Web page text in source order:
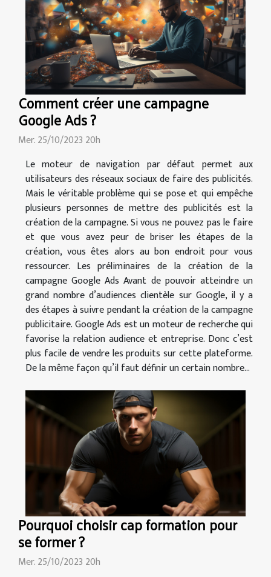
Comment créer une campagne
Google Ads ?
Mer. 25/10/2023 20h
Le moteur de navigation par défaut permet aux
utilisateurs des réseaux sociaux de faire des publicités.
Mais le véritable problème qui se pose et qui empêche
plusieurs personnes de mettre des publicités est la
création de la campagne. Si vous ne pouvez pas le faire
et que vous avez peur de briser les étapes de la
création, vous êtes alors au bon endroit pour vous
ressourcer. Les préliminaires de la création de la
campagne Google Ads Avant de pouvoir atteindre un
grand nombre d’audiences clientèle sur Google, il y a
des étapes à suivre pendant la création de la campagne
publicitaire. Google Ads est un moteur de recherche qui
favorise la relation audience et entreprise. Donc c’est
plus facile de vendre les produits sur cette plateforme.
De la même façon qu’il faut définir un certain nombre...
Pourquoi choisir cap formation pour
se former ?
Mer. 25/10/2023 20h